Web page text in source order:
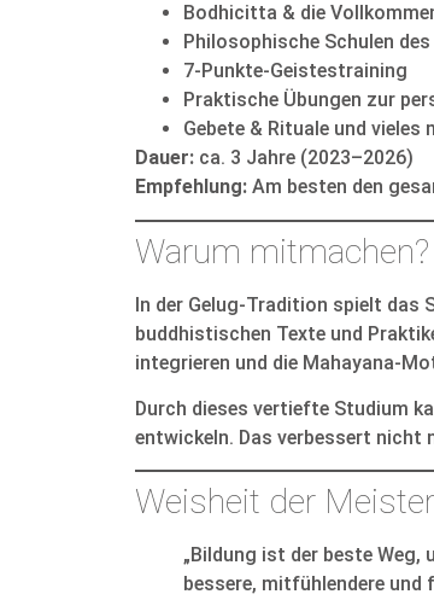
Bodhicitta & die
Philosophische Schulen
7-Punkte-Geistestraining
Praktische Übungen zur
Gebete & Rituale und vieles
Dauer: ca. 3 Jahre (2023–2026)
Empfehlung: Am besten den
Warum mitmachen?
In der Gelug-Tradition spielt das
buddhistischen Texte und
integrieren und die Mahayana-
Durch dieses vertiefte Studium
entwickeln. Das verbessert nicht
Weisheit der
„Bildung ist der beste Weg,
bessere, mitfühlendere und